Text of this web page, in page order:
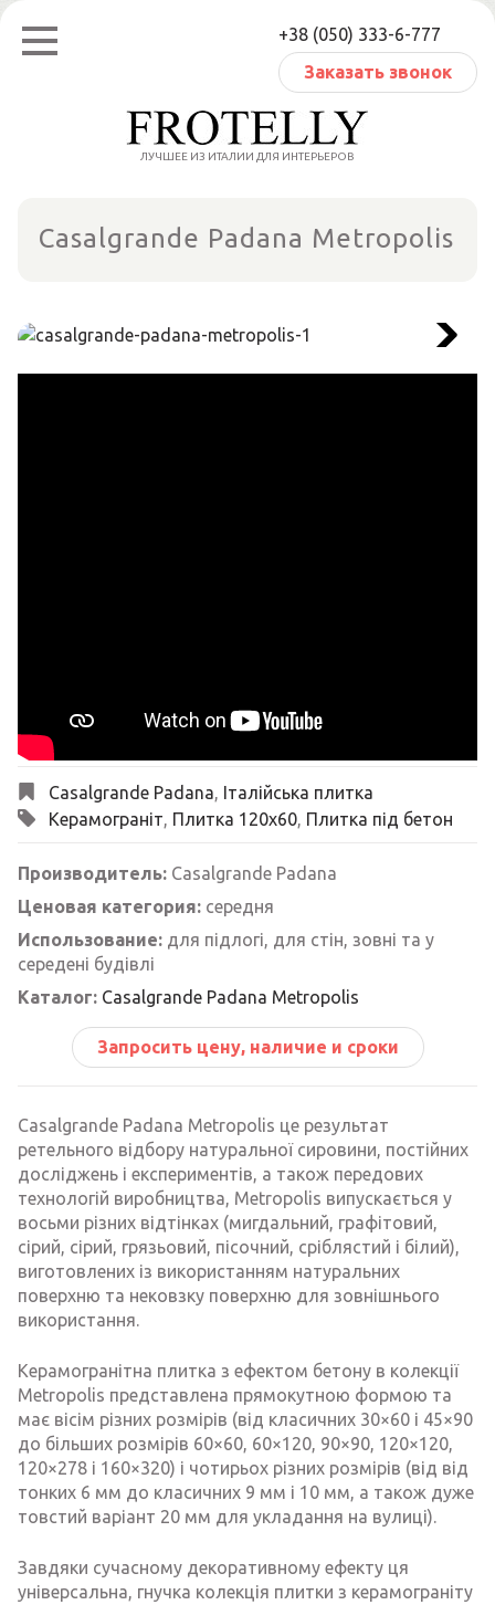
Перейти
содержанию
+38 (050) 333-6-777
Заказать звонок
ЛУЧШЕЕ ИЗ ИТАЛИИ ДЛЯ ИНТЕРЬЕРОВ
Casalgrande Padana Metropolis
Next
Casalgrande Padana, Італійська плитка
Керамограніт, Плитка 120х60, Плитка під бетон
Производитель: Casalgrande Padana
Ценовая категория: середня
Использование: для підлогі, для стін, зовні та у
середені будівлі
Каталог: Casalgrande Padana Metropolis
Запросить цену, наличие и сроки
Casalgrande Padana Metropolis це результат
ретельного відбору натуральної сировини, постійних
досліджень і експериментів, а також передових
технологій виробництва, Metropolis випускається у
восьми різних відтінках (мигдальний, графітовий,
сірий, сірий, грязьовий, пісочний, сріблястий і білий),
виготовлених із використанням натуральних
поверхню та нековзку поверхню для зовнішнього
використання.
Керамогранітна плитка з ефектом бетону в колекції
Metropolis представлена прямокутною формою та
має вісім різних розмірів (від класичних 30×60 і 45×90
до більших розмірів 60×60, 60×120, 90×90, 120×120,
120×278 і 160×320) і чотирьох різних розмірів (від від
тонких 6 мм до класичних 9 мм і 10 мм, а також дуже
товстий варіант 20 мм для укладання на вулиці).
Завдяки сучасному декоративному ефекту ця
універсальна, гнучка колекція плитки з керамограніту